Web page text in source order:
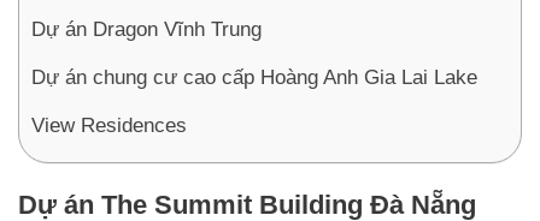
Dự án Dragon Vĩnh Trung
Dự án chung cư cao cấp Hoàng Anh Gia Lai Lake
View Residences
Dự án The Summit Building Đà Nẵng